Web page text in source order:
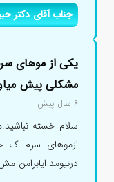
جناب آقای دکتر
یکی از موهای
مشکلی پیش
۶ سال پیش
سلام خسته
ازموهای سرم ک
درنیومد ایابرامن